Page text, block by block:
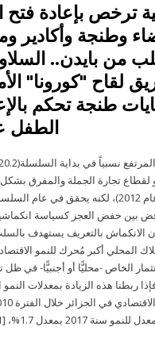
ترخص بإعادة فتح
من بايدن..
طنجة تحكم
الطفل
بين خفض العجز كسياسة
الانكماش بالتعريف يستهدف
المحلي أكبر مُحرك للنمو
الخاص -محليًّا أو أجنبيًّا- في
ربطنا هذه الزيادة بمعدلات